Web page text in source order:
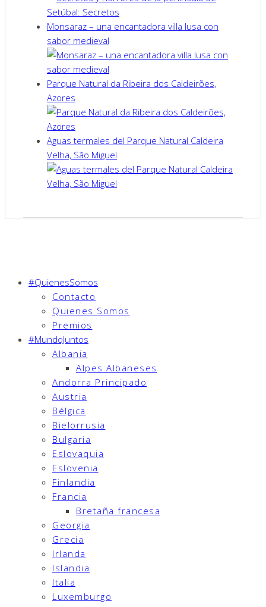
Monsaraz – una encantadora villa lusa con
sabor medieval
Parque Natural da Ribeira dos Caldeirões,
Azores
Aguas termales del Parque Natural Caldeira
Velha, São Miguel
#QuienesSomos
Contacto
Quienes Somos
Premios
#MundoJuntos
Albania
Alpes Albaneses
Andorra Principado
Austria
Bélgica
Bielorrusia
Bulgaria
Eslovaquia
Eslovenia
Finlandia
Francia
Bretaña francesa
Georgia
Grecia
Irlanda
Islandia
Italia
Luxemburgo